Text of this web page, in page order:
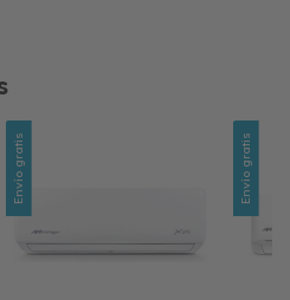
Envío gratis Envío gratis